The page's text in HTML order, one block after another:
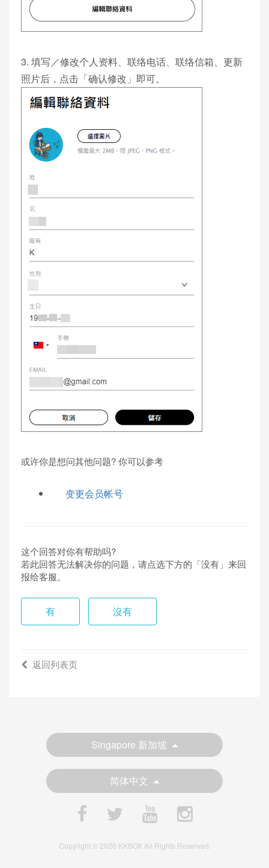
3. 填写／修改个人资料、联络电话、联络信箱、更新
照片后，点击「确认修改」即可。
或许你是想问其他问题? 你可以参考
变更会员帐号
这个回答对你有帮助吗?
若此回答无法解决你的问题，请点选下方的「没有」来回
报给客服。
有 沒有
返回列表页
Singapore 新加坡
简体中文
Copyright © 2026 KKBOX All Rights Reserved.